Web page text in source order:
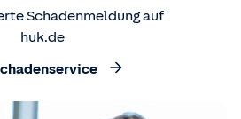
Schadenmeldung auf
huk.de